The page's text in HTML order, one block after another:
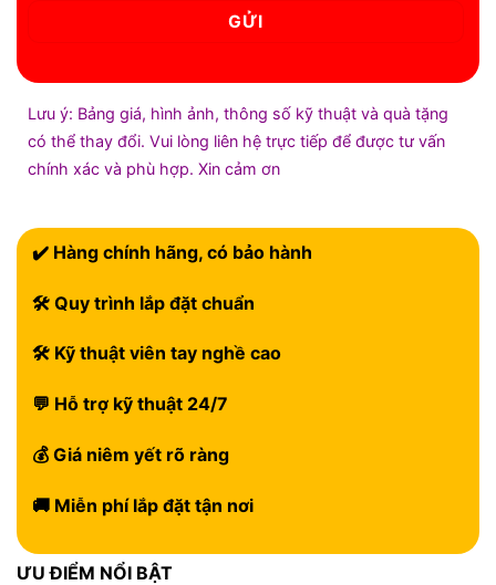
Lưu ý: Bảng giá, hình ảnh, thông số kỹ thuật và quà tặng
có thể thay đổi. Vui lòng liên hệ trực tiếp để được tư vấn
chính xác và phù hợp. Xin cảm ơn
✔️ Hàng chính hãng, có bảo hành
🛠 Quy trình lắp đặt chuẩn
🛠 Kỹ thuật viên tay nghề cao
💬 Hỗ trợ kỹ thuật 24/7
💰 Giá niêm yết rõ ràng
🚚 Miễn phí lắp đặt tận nơi
ƯU ĐIỂM NỔI BẬT